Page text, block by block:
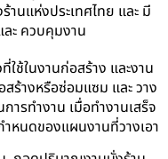
นแห่งประเทศไทย และ มี
ะ ควบคุมงาน
ใช้ในงานก่อสร้าง และงาน
ร้างหรือซ่อมแซม และ วาง
รทำงาน เมื่อทำงานเสร็จ
หนดของแผนงานที่วางเอา